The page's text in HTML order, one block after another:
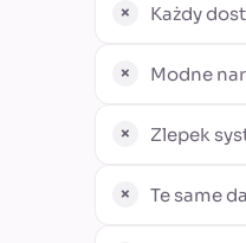
Każdy
Modne
Zlepek
Te same